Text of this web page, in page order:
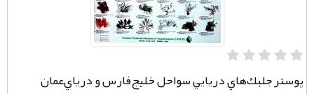
پوستر جلبك‌هاي دريايي سواحل خليج‌فارس و درياي‌عمان